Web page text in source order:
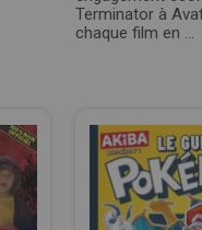
Terminator à
chaque film en ...